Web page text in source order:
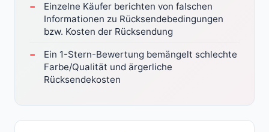
Einzelne Käufer berichten von falschen
Informationen zu Rücksendebedingungen
bzw. Kosten der Rücksendung
Ein 1-Stern-Bewertung bemängelt schlechte
Farbe/Qualität und ärgerliche
Rücksendekosten